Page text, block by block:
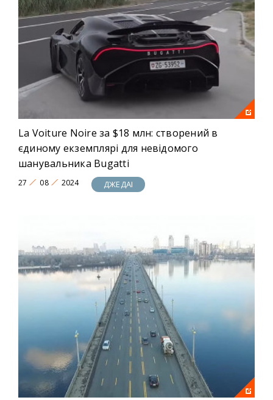
La Voiture Noire за $18 млн: створений в
єдиному екземплярі для невідомого
шанувальника Bugatti
27 08 2024 ДЖЕДАІ